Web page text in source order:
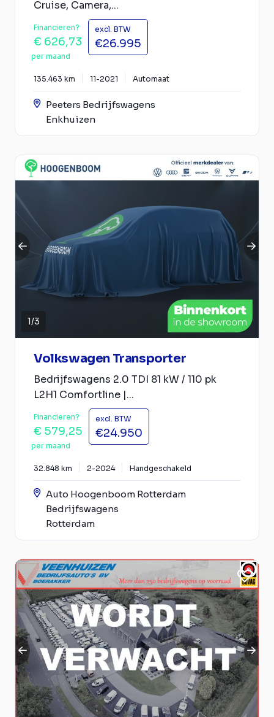
Cruise, Camera,...
Financieren?
€ 626,73
per maand
excl. BTW
€26.995
135.463 km 11-2021 Automaat
Peeters Bedrijfswagens
Enkhuizen
1/3
Volkswagen Transporter
Bedrijfswagens 2.0 TDI 81 kW / 110 pk
L2H1 Comfortline |...
Financieren?
€ 579,25
per maand
excl. BTW
€24.950
32.848 km 2-2024 Handgeschakeld
Auto Hoogenboom Rotterdam
Bedrijfswagens
Rotterdam